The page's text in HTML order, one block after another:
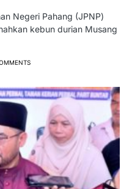
Negeri Pahang (JPNP)
kebun durian Musang